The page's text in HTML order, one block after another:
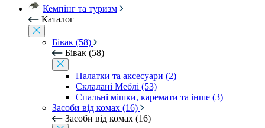
Кемпінг та туризм
Каталог
Бівак (58)
Бівак (58)
Палатки та аксесуари (2)
Складані Меблі (53)
Спальні мішки, каремати та інше (3)
Засоби від комах (16)
Засоби від комах (16)